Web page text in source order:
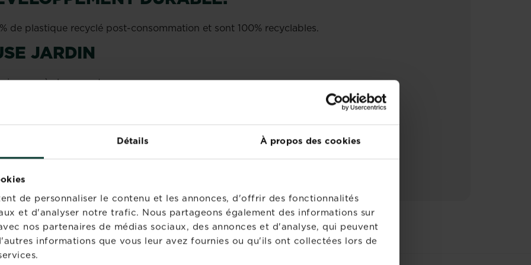
Détails À propos des cookies
de personnaliser le contenu et les annonces, d'offrir des fonctionnalités
et d'analyser notre trafic. Nous partageons également des informations sur
nos partenaires de médias sociaux, des annonces et d'analyse, qui peuvent
informations que vous leur avez fournies ou qu'ils ont collectées lors de
de plastique recyclé post-consommation et sont 100% recyclables.
JARDIN
après le rempotage.
paillage minéral sur la terre pour stabiliser le pot.
au règlement UE n°2018/848
informations concernant le produit